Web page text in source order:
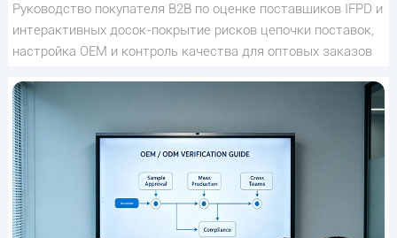
Руководство покупателя B2B по оценке поставщиков IFPD и
интерактивных досок-покрытие рисков цепочки поставок,
настройка OEM и контроль качества для оптовых заказов